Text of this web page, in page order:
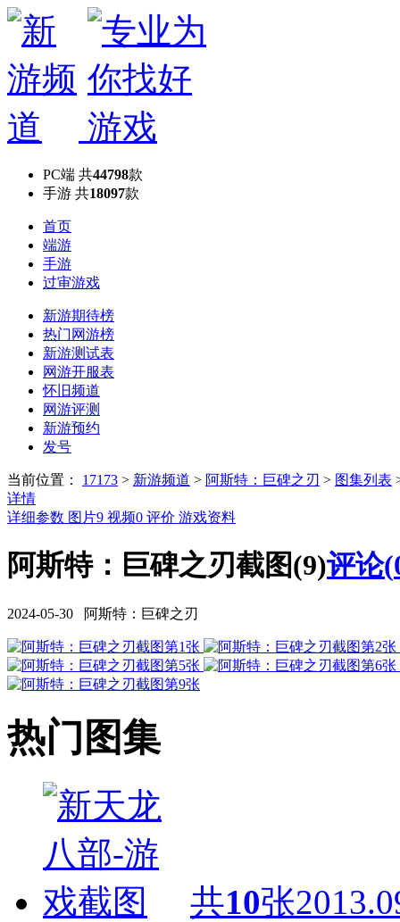
PC端 共44798款
手游 共18097款
首页
端游
手游
过审游戏
新游期待榜
热门网游榜
新游测试表
网游开服表
怀旧频道
网游评测
新游预约
发号
当前位置： 17173 > 新游频道 > 阿斯特：巨碑之刃 > 图集列表
详情
详细参数 图片9 视频0 评价 游戏资料
阿斯特：巨碑之刃截图(9)评论(
2024-05-30 阿斯特：巨碑之刃
热门图集
共10张